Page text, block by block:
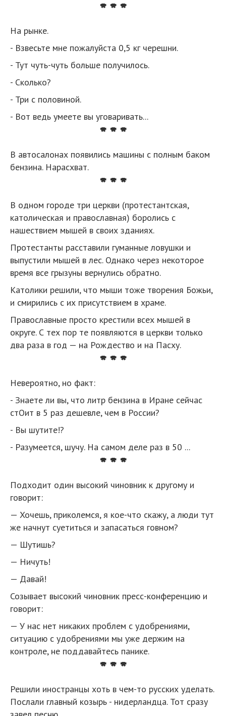
* * *
На рынке.
- Взвесьте мне пожалуйста 0,5 кг черешни.
- Тут чуть-чуть больше получилось.
- Сколько?
- Три с половиной.
- Вот ведь умеете вы уговаривать...
* * *
В автосалонах появились машины с полным баком
бензина. Нарасхват.
* * *
В одном городе три церкви (протестантская,
католическая и православная) боролись с
нашествием мышей в своих зданиях.
Протестанты расставили гуманные ловушки и
выпустили мышей в лес. Однако через некоторое
время все грызуны вернулись обратно.
Католики решили, что мыши тоже творения Божьи,
и смирились с их присутствием в храме.
Православные просто крестили всех мышей в
округе. С тех пор те появляются в церкви только
два раза в год — на Рождество и на Пасху.
* * *
Невероятно, но факт:
- Знаете ли вы, что литр бензина в Иране сейчас
стОит в 5 раз дешевле, чем в России?
- Вы шутите!?
- Разумеется, шучу. На самом деле раз в 50 ...
* * *
Подходит один высокий чиновник к другому и
говорит:
— Хочешь, приколемся, я кое-что скажу, а люди тут
же начнут суетиться и запасаться говном?
— Шутишь?
— Ничуть!
— Давай!
Созывает высокий чиновник пресс-конференцию и
говорит:
— У нас нет никаких проблем с удобрениями,
ситуацию с удобрениями мы уже держим на
контроле, не поддавайтесь панике.
* * *
Решили иностранцы хоть в чем-то русских уделать.
Послали главный козырь - нидерландца. Тот сразу